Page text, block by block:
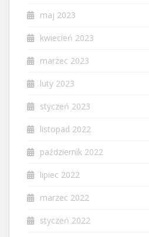
maj 2023
kwiecień 2023
marzec 2023
luty 2023
styczeń 2023
listopad 2022
październik 2022
lipiec 2022
marzec 2022
styczeń 2022